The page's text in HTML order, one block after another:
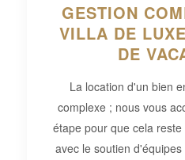
GESTION
VILLA DE
DE
La location d'un bien
complexe ; nous vous
étape pour que cela
avec le soutien